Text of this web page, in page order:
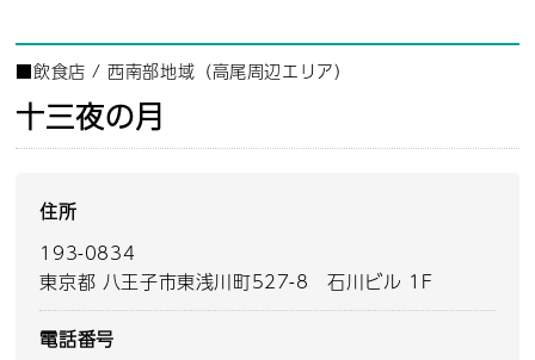
■飲食店 /西南部地域（高尾周辺エリア）
十三夜の月
住所
193-0834
東京都 八王子市東浅川町527-8 石川ビル 1F
電話番号